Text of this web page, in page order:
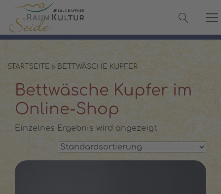
✓ 100 % Maulbeerseide
✓ Versand in 2–3 Werktagen
✓ Persönliche Beratung:
STARTSEITE » BETTWÄSCHE KUPFER
Bettwäsche Kupfer im
Online-Shop
Einzelnes Ergebnis wird angezeigt